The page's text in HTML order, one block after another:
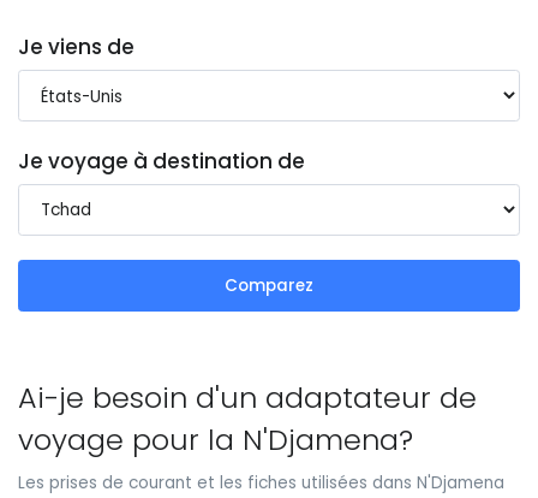
Je viens de
Je voyage à destination de
Comparez
Ai-je besoin d'un adaptateur de
voyage pour la N'Djamena?
Les prises de courant et les fiches utilisées dans N'Djamena